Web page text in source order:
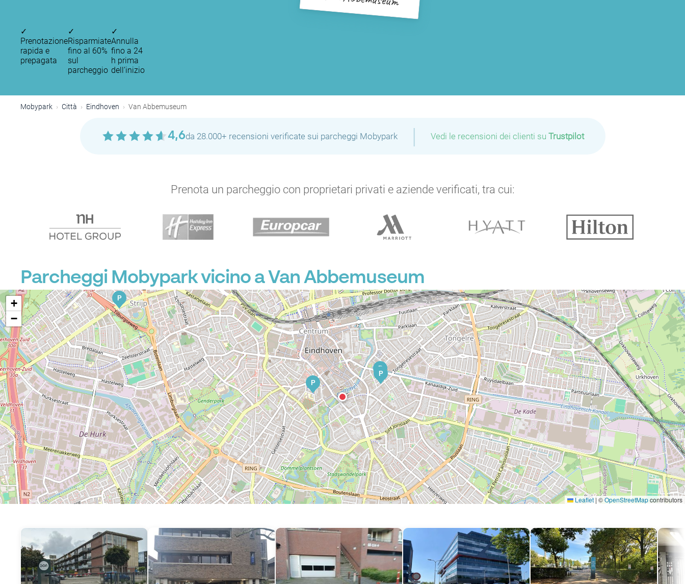
✓
Prenotazione
rapida e
prepagata
✓
Risparmiate
fino al 60%
sul
parcheggio
✓
Annulla
fino a 24
h prima
dell’inizio
Mobypark Città Eindhoven Van Abbemuseum
4,6da 28.000+ recensioni verificate sui parcheggi Mobypark | Vedi le recensioni dei clienti su Trustpilot
Prenota un parcheggio con proprietari privati e aziende verificati, tra cui:
Parcheggi Mobypark vicino a Van Abbemuseum
P
P
P
P
P
+
−
Leaflet | ©OpenStreetMapcontributors